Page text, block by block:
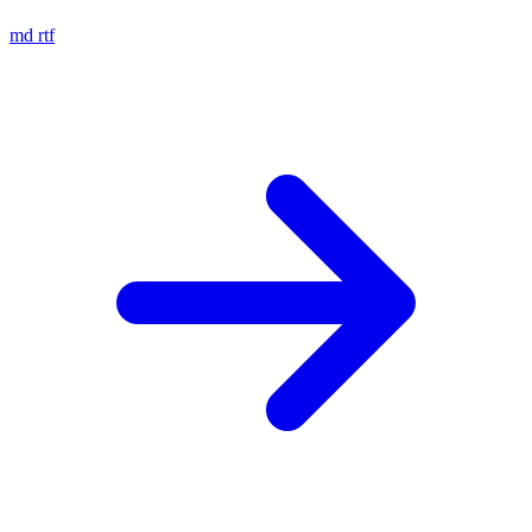
md rtf